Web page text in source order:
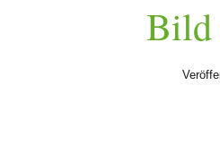
Bild